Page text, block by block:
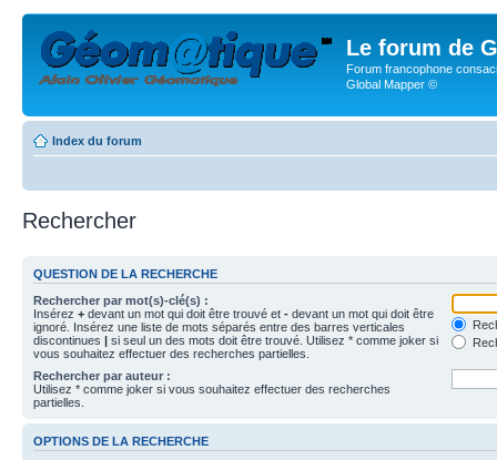
Le forum de
Forum francophone
Global Mapper ©
Index du forum
Rechercher
QUESTION DE LA RECHERCHE
Rechercher par mot(s)-clé(s) :
Insérez + devant un mot qui doit être trouvé et - devant un mot qui doit être
ignoré. Insérez une liste de mots séparés entre des barres verticales
discontinues | si seul un des mots doit être trouvé. Utilisez * comme joker si
vous souhaitez effectuer des recherches partielles.
Rechercher par auteur :
Utilisez * comme joker si vous souhaitez effectuer des recherches
partielles.
OPTIONS DE LA RECHERCHE